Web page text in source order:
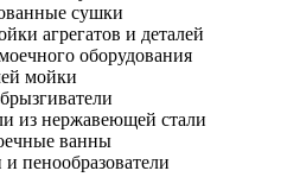
сушки
агрегатов и деталей
оборудования
мойки
из нержавеющей стали
ванны
и пенообразователи